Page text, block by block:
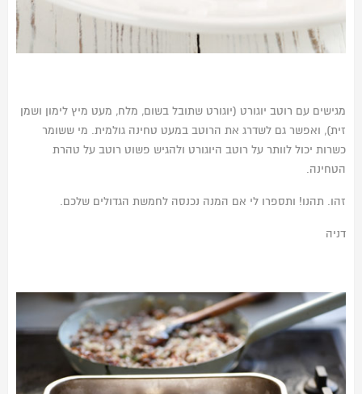
מגישים עם רוטב יוגורט (יוגורט שתובל בשום, מלח, מעט מיץ לימון ושמן
זית), ואפשר גם לשדרג את הרוטב במעט טחינה גולמית. מי ששומר
כשרות יכול לוותר על רוטב היוגורט ולהגיש פשוט רוטב על טהרת
הטחינה.
זהו. תהנו! ותספרו לי אם המנה נכנסה לחמשת הגדולים שלכם.
דניה